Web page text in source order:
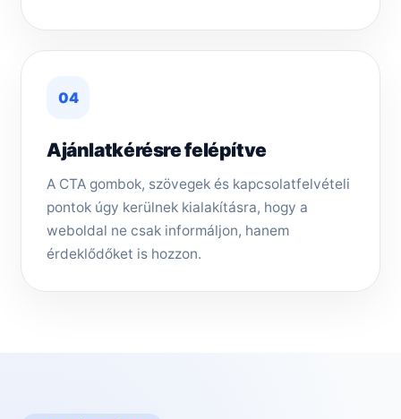
04
Ajánlatkérésre felépítve
A CTA gombok, szövegek és kapcsolatfelvételi
pontok úgy kerülnek kialakításra, hogy a
weboldal ne csak informáljon, hanem
érdeklődőket is hozzon.